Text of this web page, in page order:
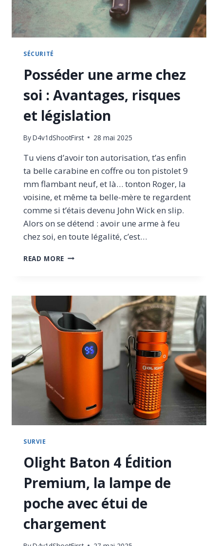
SÉCURITÉ
Posséder une arme chez
soi : Avantages, risques
et législation
ByD4v1dShootFirst 28 mai 2025
Tu viens d’avoir ton autorisation, t’as enfin
ta belle carabine en coffre ou ton pistolet 9
mm flambant neuf, et là… tonton Roger, la
voisine, et même ta belle-mère te regardent
comme si t’étais devenu John Wick en slip.
Alors on se détend : avoir une arme à feu
chez soi, en toute légalité, c’est…
READ MORE POSSÉDER
SOI
AVANTAGES,
RISQUES
LÉGISLATION
SURVIE
Olight Baton 4 Édition
Premium, la lampe de
poche avec étui de
chargement